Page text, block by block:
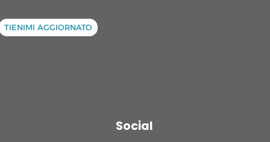
TIENIMI AGGIORNATO
Social